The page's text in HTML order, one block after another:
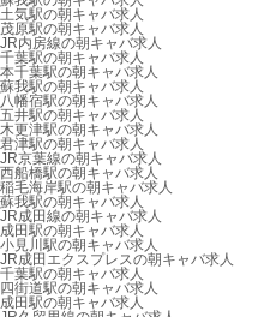
土気駅の朝キャバ求人
茂原駅の朝キャバ求人
JR内房線の朝キャバ求人
千葉駅の朝キャバ求人
本千葉駅の朝キャバ求人
蘇我駅の朝キャバ求人
八幡宿駅の朝キャバ求人
五井駅の朝キャバ求人
木更津駅の朝キャバ求人
君津駅の朝キャバ求人
JR京葉線の朝キャバ求人
西船橋駅の朝キャバ求人
稲毛海岸駅の朝キャバ求人
蘇我駅の朝キャバ求人
JR成田線の朝キャバ求人
成田駅の朝キャバ求人
小見川駅の朝キャバ求人
JR成田エクスプレスの朝キャバ求人
千葉駅の朝キャバ求人
四街道駅の朝キャバ求人
成田駅の朝キャバ求人